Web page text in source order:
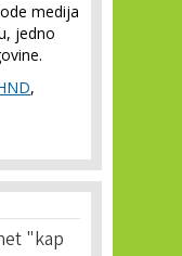
medija
jedno
,
"kap